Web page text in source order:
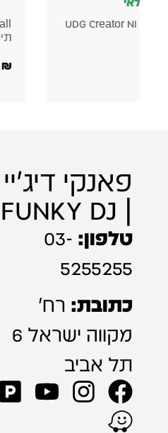
DIGI Hardcase Small
פאנקי דיג'יי
| FUNKY DJ
טלפון: 03-
5255255
כתובת: רח'
מקווה ישראל 6
תל אביב